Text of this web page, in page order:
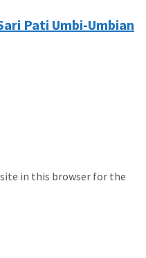
Pati Umbi-Umbian
in this browser for the